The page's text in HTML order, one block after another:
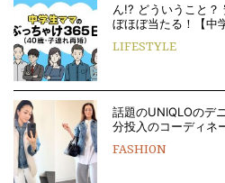
ん!? どういうこと？
ぼほぼ当たる！【中
LIFESTYLE
話題のUNIQLOのデ
分投入のコーディネ
FASHION